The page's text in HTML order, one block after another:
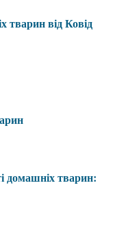
тварин від Ковід
домашніх тварин: